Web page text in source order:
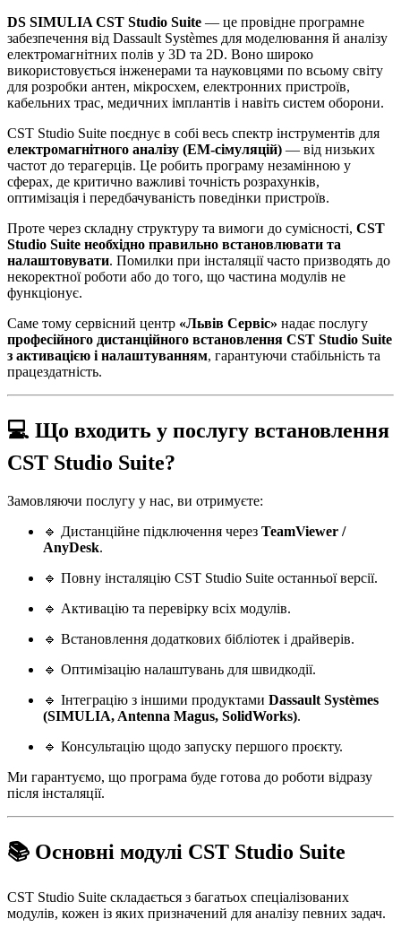
DS SIMULIA CST Studio Suite — це провідне програмне
забезпечення від Dassault Systèmes для моделювання й аналізу
електромагнітних полів у 3D та 2D. Воно широко
використовується інженерами та науковцями по всьому світу
для розробки антен, мікросхем, електронних пристроїв,
кабельних трас, медичних імплантів і навіть систем оборони.
CST Studio Suite поєднує в собі весь спектр інструментів для
електромагнітного аналізу (EM-сімуляцій) — від низьких
частот до терагерців. Це робить програму незамінною у
сферах, де критично важливі точність розрахунків,
оптимізація і передбачуваність поведінки пристроїв.
Проте через складну структуру та вимоги до сумісності, CST
Studio Suite необхідно правильно встановлювати та
налаштовувати. Помилки при інсталяції часто призводять до
некоректної роботи або до того, що частина модулів не
функціонує.
Саме тому сервісний центр «Львів Сервіс» надає послугу
професійного дистанційного встановлення CST Studio Suite
з активацією і налаштуванням, гарантуючи стабільність та
працездатність.
💻 Що входить у послугу встановлення
CST Studio Suite?
Замовляючи послугу у нас, ви отримуєте:
🔹 Дистанційне підключення через TeamViewer /
AnyDesk.
🔹 Повну інсталяцію CST Studio Suite останньої версії.
🔹 Активацію та перевірку всіх модулів.
🔹 Встановлення додаткових бібліотек і драйверів.
🔹 Оптимізацію налаштувань для швидкодії.
🔹 Інтеграцію з іншими продуктами Dassault Systèmes
(SIMULIA, Antenna Magus, SolidWorks).
🔹 Консультацію щодо запуску першого проєкту.
Ми гарантуємо, що програма буде готова до роботи відразу
після інсталяції.
📚 Основні модулі CST Studio Suite
CST Studio Suite складається з багатьох спеціалізованих
модулів, кожен із яких призначений для аналізу певних задач.